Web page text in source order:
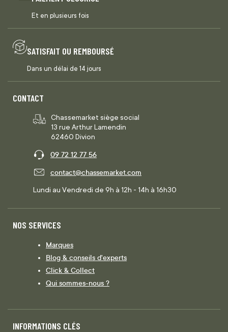
Et en plusieurs fois
SATISFAIT OU REMBOURSÉ
Dans un délai de 14 jours
CONTACT
Chassemarket siège social
13 rue Arthur Lamendin
62460 Divion
09 72 12 77 56
contact@chassemarket.com
Lundi au Vendredi de 9h à 12h - 14h à 16h30
NOS SERVICES
Marques
Blog & conseils d'experts
Click & Collect
Qui sommes-nous ?
INFORMATIONS CLÉS